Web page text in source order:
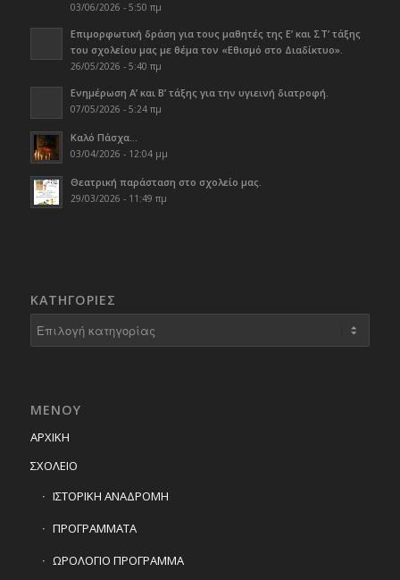
03/06/2026 - 5:50 πμ
Επιμορφωτική δράση για τους μαθητές της Ε’ και ΣΤ’ τάξης
του σχολείου μας με θέμα τον «Εθισμό στο Διαδίκτυο».
26/05/2026 - 5:40 πμ
Ενημέρωση Α’ και Β’ τάξης για την υγιεινή διατροφή.
07/05/2026 - 5:24 πμ
Καλό Πάσχα…
03/04/2026 - 12:04 μμ
Θεατρική παράσταση στο σχολείο μας.
29/03/2026 - 11:49 πμ
KΑΤΗΓΟΡΊΕΣ
Kατηγορίες
ΜΕΝΟΥ
ΑΡΧΙΚΗ
ΣΧΟΛΕΙΟ
ΙΣΤΟΡΙΚΗ ΑΝΑΔΡΟΜΗ
ΠΡΟΓΡΑΜΜΑΤΑ
ΩΡΟΛΟΓΙΟ ΠΡΟΓΡΑΜΜΑ